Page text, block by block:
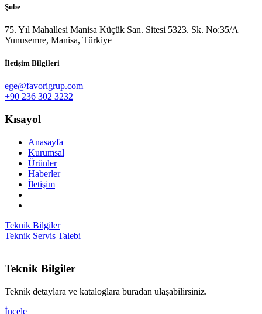
Şube
75. Yıl Mahallesi Manisa Küçük San. Sitesi 5323. Sk. No:35/A
Yunusemre, Manisa, Türkiye
İletişim Bilgileri
ege@favorigrup.com
+90 236 302 3232
Kısayol
Anasayfa
Kurumsal
Ürünler
Haberler
İletişim
Teknik Bilgiler
Teknik Servis Talebi
Teknik Bilgiler
Teknik detaylara ve kataloglara buradan ulaşabilirsiniz.
İncele